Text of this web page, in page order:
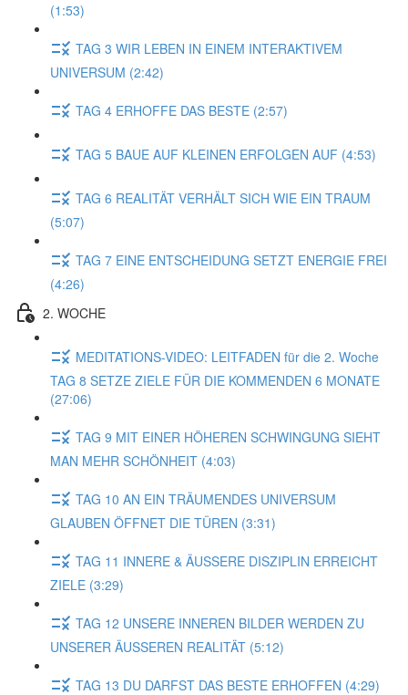
(1:53)
TAG 3 WIR LEBEN IN EINEM INTERAKTIVEM
UNIVERSUM (2:42)
TAG 4 ERHOFFE DAS BESTE (2:57)
TAG 5 BAUE AUF KLEINEN ERFOLGEN AUF (4:53)
TAG 6 REALITÄT VERHÄLT SICH WIE EIN TRAUM
(5:07)
TAG 7 EINE ENTSCHEIDUNG SETZT ENERGIE FREI
(4:26)
2. WOCHE
MEDITATIONS-VIDEO: LEITFADEN für die 2. Woche
TAG 8 SETZE ZIELE FÜR DIE KOMMENDEN 6 MONATE
(27:06)
TAG 9 MIT EINER HÖHEREN SCHWINGUNG SIEHT
MAN MEHR SCHÖNHEIT (4:03)
TAG 10 AN EIN TRÄUMENDES UNIVERSUM
GLAUBEN ÖFFNET DIE TÜREN (3:31)
TAG 11 INNERE & ÄUSSERE DISZIPLIN ERREICHT
ZIELE (3:29)
TAG 12 UNSERE INNEREN BILDER WERDEN ZU
UNSERER ÄUSSEREN REALITÄT (5:12)
TAG 13 DU DARFST DAS BESTE ERHOFFEN (4:29)